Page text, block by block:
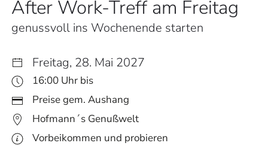
After Work-Treff am Freitag
genussvoll ins Wochenende starten
Freitag, 28. Mai 2027
16:00 Uhr bis
Preise gem. Aushang
Hofmann´s Genußwelt
Vorbeikommen und probieren